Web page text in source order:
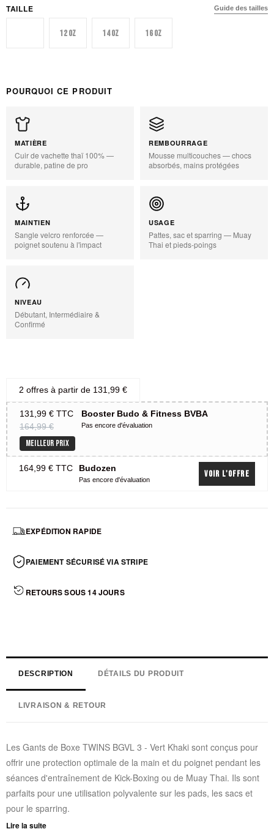
TAILLE
12 oz 14 oz 16 oz
Guide des tailles
POURQUOI CE PRODUIT
MATIÈRE
Cuir de vachette thaï 100% —
durable, patine de pro
REMBOURRAGE
Mousse multicouches — chocs
absorbés, mains protégées
MAINTIEN
Sangle velcro renforcée —
poignet soutenu à l'impact
USAGE
Pattes, sac et sparring — Muay
Thai et pieds-poings
NIVEAU
Débutant, Intermédiaire &
Confirmé
2 offres à partir de 131,99 €
131,99 € TTC
164,99 €
MEILLEUR PRIX
Booster Budo & Fitness BVBA
Pas encore d'évaluation
164,99 € TTC Budozen
Pas encore d'évaluation
Voir l'offre
EXPÉDITION RAPIDE
PAIEMENT SÉCURISÉ VIA STRIPE
RETOURS SOUS 14 JOURS
DESCRIPTION DÉTAILS DU PRODUIT
LIVRAISON & RETOUR
Les Gants de Boxe TWINS BGVL 3 - Vert Khaki sont conçus pour
offrir une protection optimale de la main et du poignet pendant les
séances d'entraînement de Kick-Boxing ou de Muay Thai. Ils sont
parfaits pour une utilisation polyvalente sur les pads, les sacs et
pour le sparring.
Lire la suite